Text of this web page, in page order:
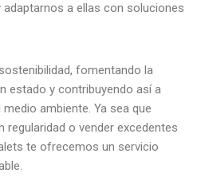
a ellas con soluciones
fomentando la
estado y contribuyendo así a
ambiente. Ya sea que
o vender excedentes
te ofrecemos un servicio